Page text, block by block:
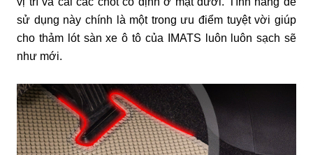
sử dụng này chính là một trong ưu điểm tuyệt vời giúp
cho thảm lót sàn xe ô tô của IMATS luôn luôn sạch sẽ
như mới.